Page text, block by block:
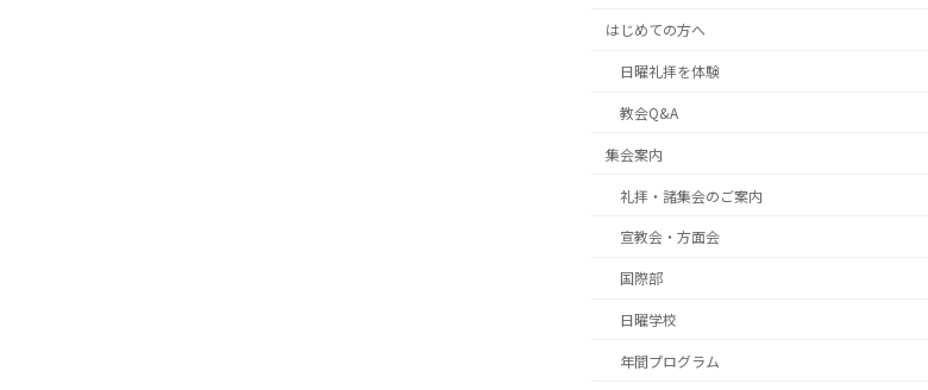
はじめての方へ
日曜礼拝を体験
教会Q&A
集会案内
礼拝・諸集会のご案内
宣教会・方面会
国際部
日曜学校
年間プログラム